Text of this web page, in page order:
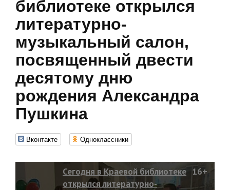
библиотеке открылся
литературно-
музыкальный салон,
посвященный двести
десятому дню
рождения Александра
Пушкина
Вконтакте Одноклассники
Сегодня в Краевой библиотеке
открылся литературно-
16+